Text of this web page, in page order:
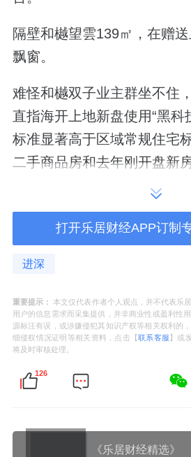
隔壁和樾望雲139㎡，在赠
飘窗。
难怪和樾双子业主群坐不住
直指海开上地新盘使用“黑科
标准显著高于区域常规住宅
二手商品房和去年刚开盘新
（4）159㎡/179㎡四居三卫
套。
小区楼王位置，总高10层，
厅带窗户；
南向卧室赠送飘窗，客厅落
打开乐居财经APP订制
进深
重要提示： 本文仅代表作者个人观点，并不代表乐
用户的信息需求而采集提供，并非商业性或盈利性
源标注有误，或涉嫌侵犯其知识产权等相关权利的
细侵权情况证明等相关资料，点击【联系客服 】或
将及时审核处理。
126
《乐居财经精选》